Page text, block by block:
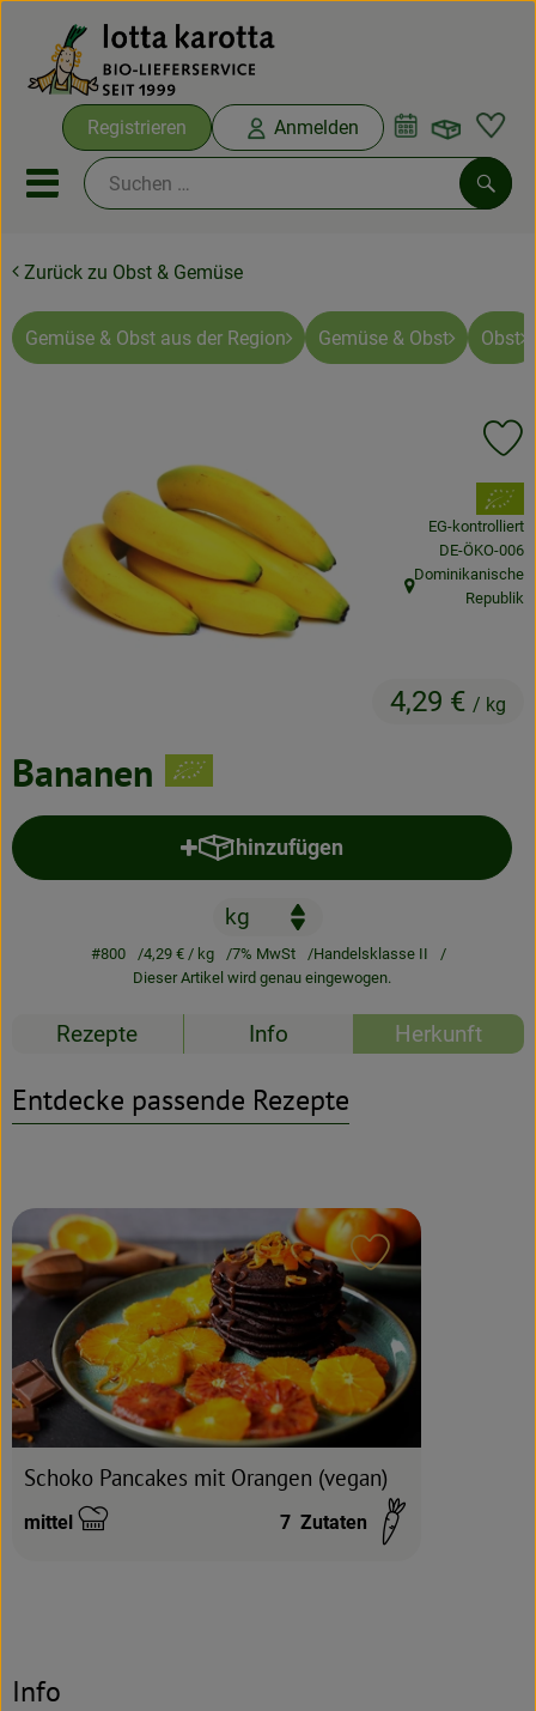
Registrieren Anmelden
Mobiles Menu öffnen oder
Ökokisten
Bio-Kochboxen
Saisonthemen
Neues & Angebote
Obst & Gemüse
Getränke
BioDrogerie
Über uns
Rezeptarchiv
Zurück zu Obst & Gemüse
Gemüse & Obst aus der Region Gemüse & Obst Obst
Bananen
4,29 € / kg
, Verband:
EG-kontrolliert
, Kontrollstelle:
DE-ÖKO-006
, Herkunft:
Dominikanische
Republik
hinzufügen
Produkt zum Warenkorb
#800 4,29 € / kg 7% MwSt
Handelsklasse II
Dieser Artikel wird genau eingewogen.
Rezepte Info Herkunft
Entdecke passende Rezepte
Schoko Pancakes mit Orangen (vegan)
Schwierigkeit:
mittel 7 Zutaten
Rezept zu
Info